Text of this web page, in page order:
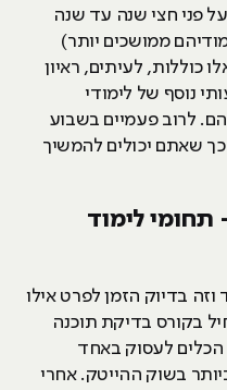
פני חצי שנה עד שנה
ממושכים יותר)
כוללות, לעיתים, ראיון
נוסף של לימודי
לרוב פעמיים בשבוע
כך שאתם יכולים להמשיך
תחומי לימוד
בדיוק הזמן לפרט אילו
בקורס בדיקת תוכנה
הכלים לעסוק באחד
בשוק ההייטק. אחרי